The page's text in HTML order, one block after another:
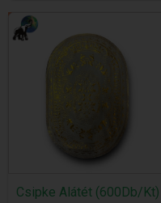
Csipke Alátét (600Db/Kt)